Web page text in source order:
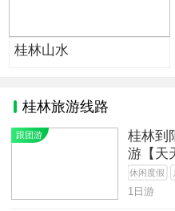
桂林山水
桂林旅游线路
跟团游
桂林到
游【天
休闲度假
1日游